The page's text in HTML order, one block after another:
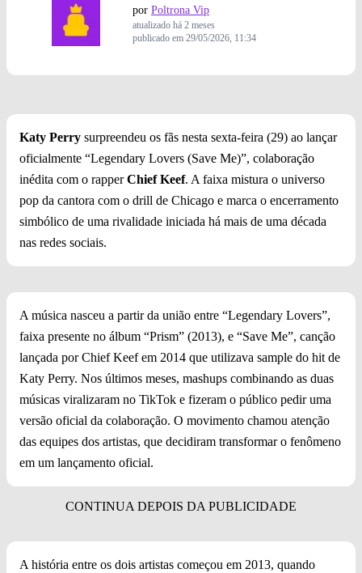
por Poltrona Vip
atualizado há 2 meses
publicado em 29/05/2026, 11:34
Katy Perry surpreendeu os fãs nesta sexta-feira (29) ao lançar
oficialmente “Legendary Lovers (Save Me)”, colaboração
inédita com o rapperChief Keef. A faixa mistura o universo
pop da cantora com o drill de Chicago e marca o encerramento
simbólico de uma rivalidade iniciada há mais de uma década
nas redes sociais.
A música nasceu a partir da união entre “Legendary Lovers”,
faixa presente no álbum “Prism” (2013), e “Save Me”, canção
lançada por Chief Keef em 2014 que utilizava sample do hit de
Katy Perry. Nos últimos meses, mashups combinando as duas
músicas viralizaram no TikTok e fizeram o público pedir uma
versão oficial da colaboração. O movimento chamou atenção
das equipes dos artistas, que decidiram transformar o fenômeno
em um lançamento oficial.
A história entre os dois artistas começou em 2013, quando